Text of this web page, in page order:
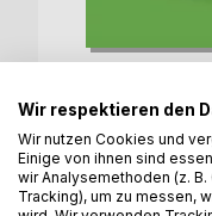
Wir respektieren den
Wir nutzen Cookies und
Einige von ihnen sind
wir Analysemethoden (z.
Tracking), um zu messen,